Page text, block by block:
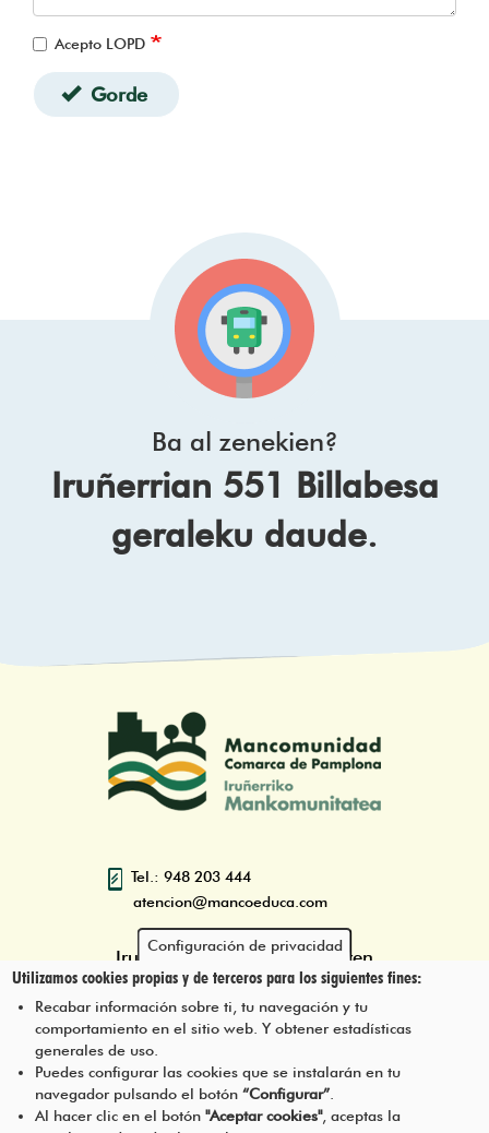
Acepto LOPD
Gorde
Ba al zenekien?
Iruñerrian 551 Billabesa
geraleku daude.
Tel.: 948 203 444
atencion@mancoeduca.com
Iruñerriko Mankomunitatearen
Ingurumen Heziketarako Eskola
Programa
Pie
JARRI HARREMANETAN GUREKIN
Configuración de privacidad
Utilizamos cookies propias y de terceros para los siguientes fines:
Recabar información sobre ti, tu navegación y tu
comportamiento en el sitio web. Y obtener estadísticas
generales de uso.
Puedes configurar las cookies que se instalarán en tu
navegador pulsando el botón“Configurar”
Al hacer clic en el botón"Aceptar cookies", aceptas la